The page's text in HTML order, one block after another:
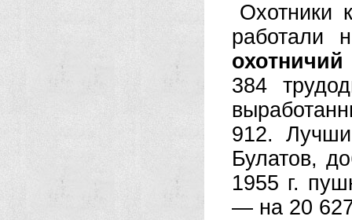
Охотники
работали
охотничий
384
912.
Булатов,
1955 г.
— на 20